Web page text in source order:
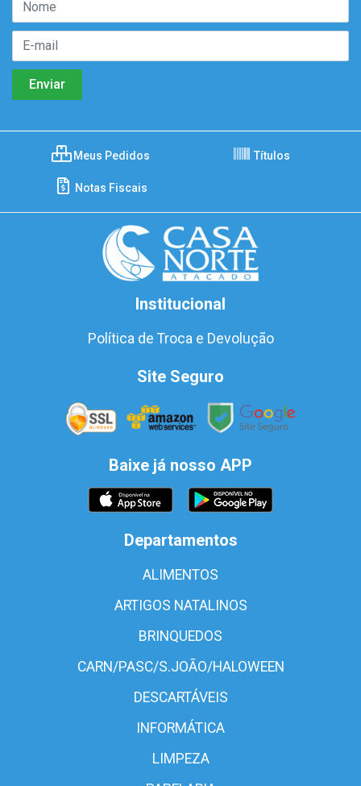
Meus Pedidos Títulos
Notas Fiscais
Institucional
Política de Troca e Devolução
Site Seguro
Baixe já nosso APP
Departamentos
ALIMENTOS
ARTIGOS NATALINOS
BRINQUEDOS
CARN/PASC/S.JOÃO/HALOWEEN
DESCARTÁVEIS
INFORMÁTICA
LIMPEZA